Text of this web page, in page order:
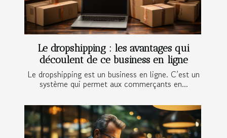
Le dropshipping : les avantages qui
découlent de ce business en ligne
Le dropshipping est un business en ligne. C’est un
système qui permet aux commerçants en...